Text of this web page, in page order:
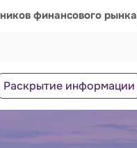
финансового рынка
Раскрытие информации